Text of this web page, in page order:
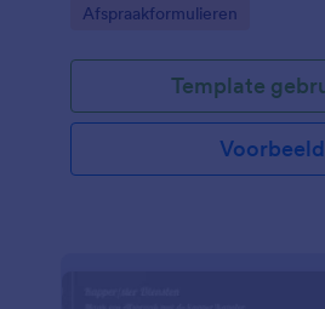
Go to Category:
Afspraakformulieren
Template
Voorbeeld